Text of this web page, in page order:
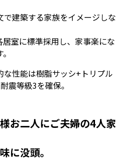
建築する家族をイメージしな
室に標準採用し、家事楽にな
性能は樹脂サッシ+トリプル
震等級3を確保。
お二人にご夫婦の4人家
に没頭。